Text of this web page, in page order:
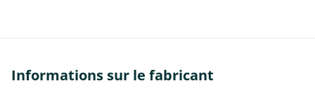
Informations sur le fabricant